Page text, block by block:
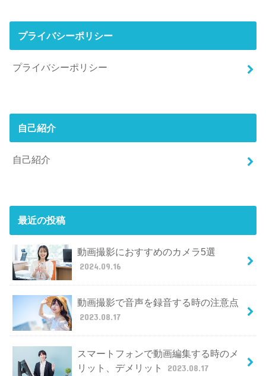
プライバシーポリシー
プライバシーポリシー
自己紹介
自己紹介
最近の投稿
動画撮影におすすめのカメラ5選
2024.09.16
動画撮影で音声を録音する時の注意点
2023.08.17
スマートフォンで動画編集する時のメ
リット、デメリット
2023.08.17